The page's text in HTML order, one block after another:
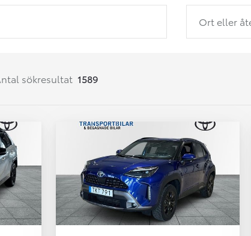
Corolla
HYBRID
Ort eller
sökresultat 1589